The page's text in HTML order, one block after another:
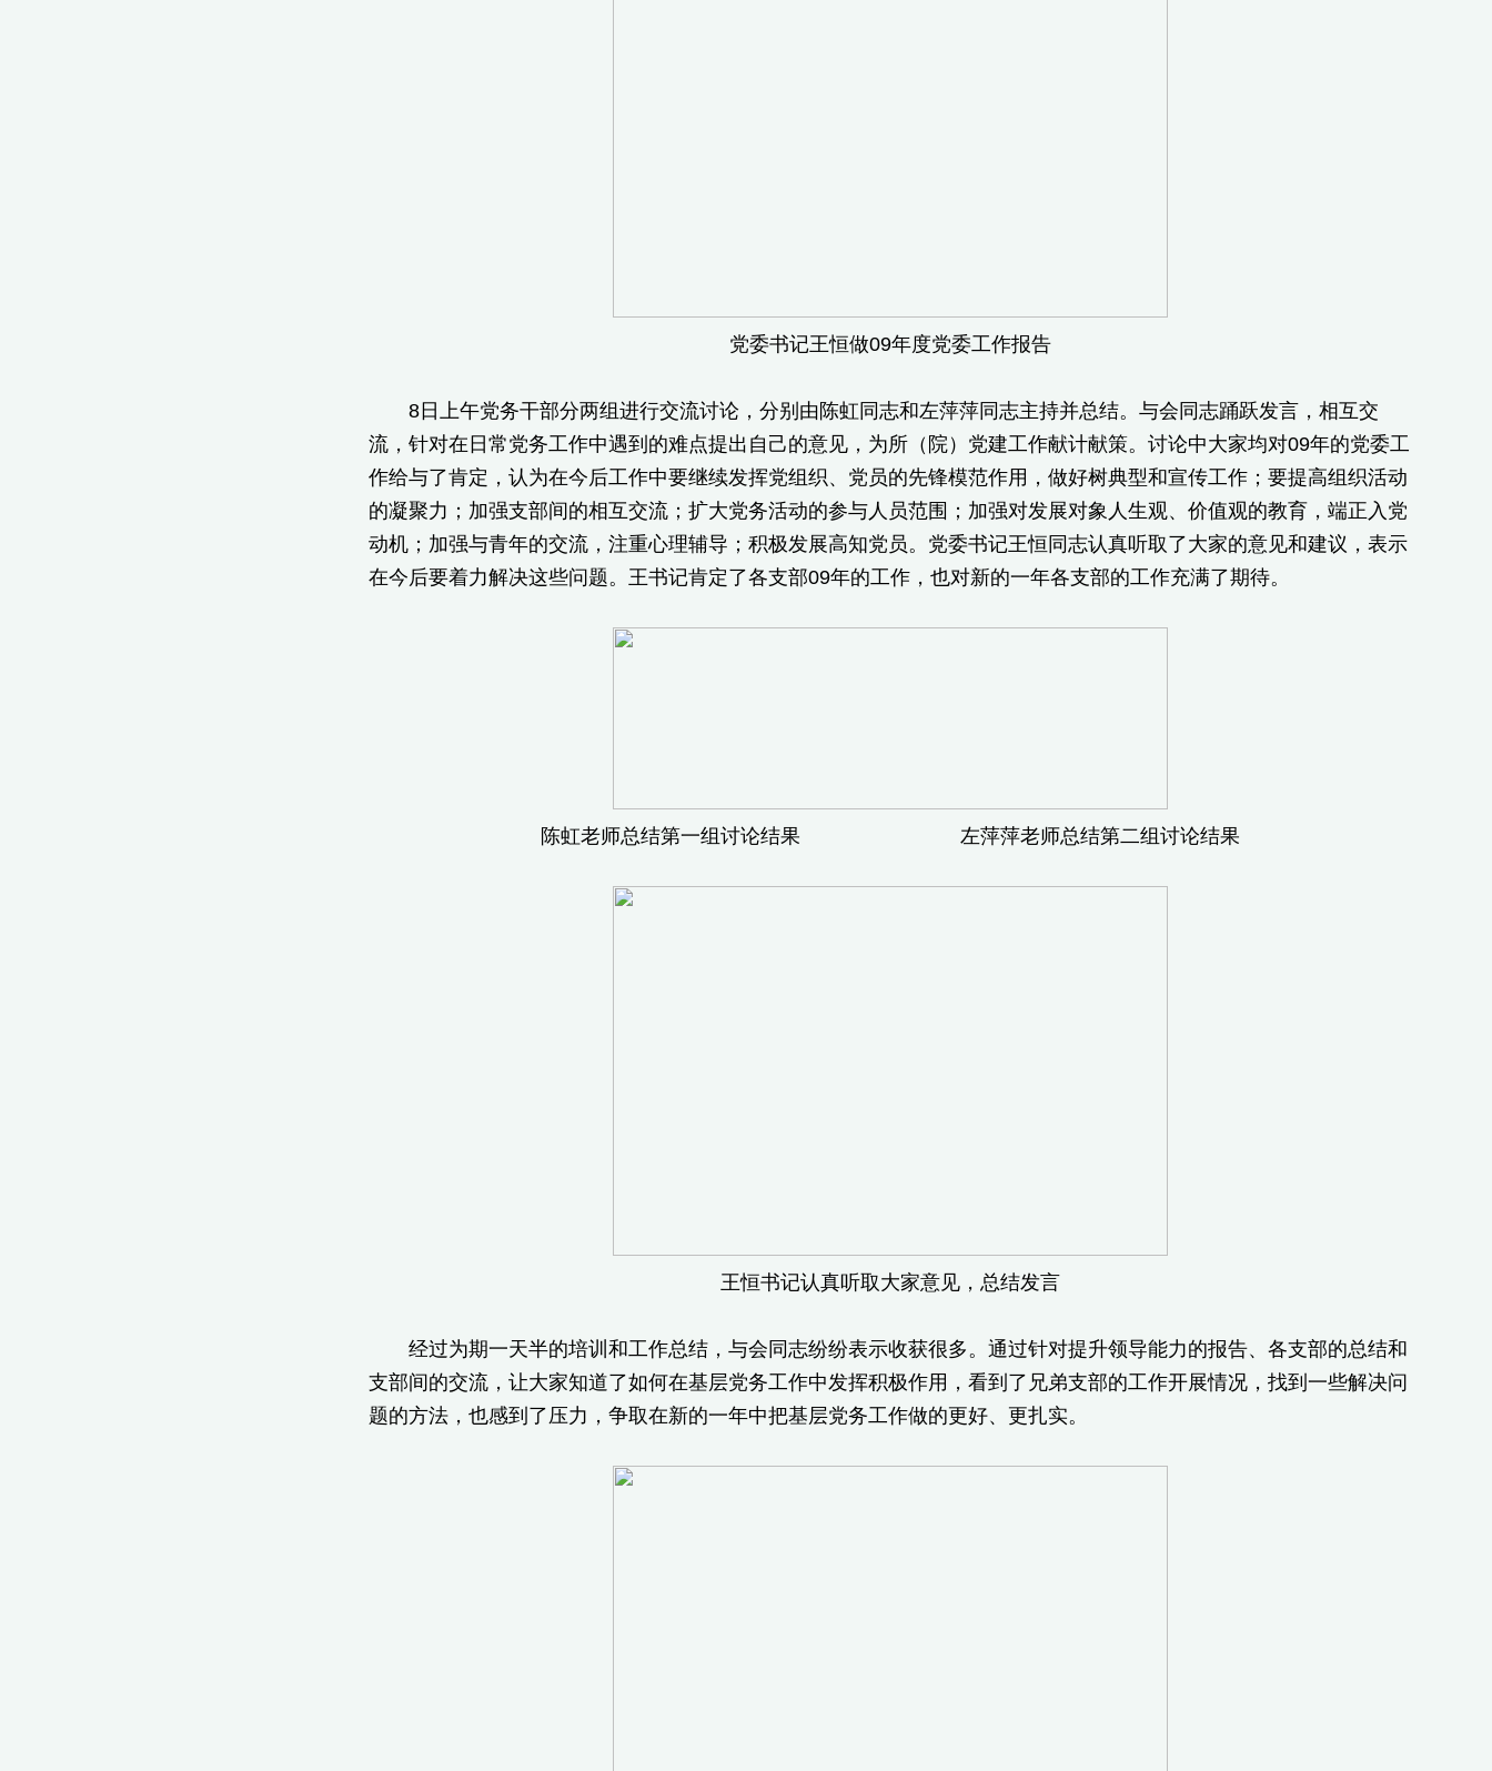
党委书记王恒做09年度党委工作报告
8日上午党务干部分两组进行交流讨论，分别由陈虹同志和左萍萍同志主持并总结。与会同志踊跃发言，相互交
流，针对在日常党务工作中遇到的难点提出自己的意见，为所（院）党建工作献计献策。讨论中大家均对09年的党委工
作给与了肯定，认为在今后工作中要继续发挥党组织、党员的先锋模范作用，做好树典型和宣传工作；要提高组织活动
的凝聚力；加强支部间的相互交流；扩大党务活动的参与人员范围；加强对发展对象人生观、价值观的教育，端正入党
动机；加强与青年的交流，注重心理辅导；积极发展高知党员。党委书记王恒同志认真听取了大家的意见和建议，表示
在今后要着力解决这些问题。王书记肯定了各支部09年的工作，也对新的一年各支部的工作充满了期待。
陈虹老师总结第一组讨论结果 左萍萍老师总结第二组讨论结果
王恒书记认真听取大家意见，总结发言
经过为期一天半的培训和工作总结，与会同志纷纷表示收获很多。通过针对提升领导能力的报告、各支部的总结和
支部间的交流，让大家知道了如何在基层党务工作中发挥积极作用，看到了兄弟支部的工作开展情况，找到一些解决问
题的方法，也感到了压力，争取在新的一年中把基层党务工作做的更好、更扎实。